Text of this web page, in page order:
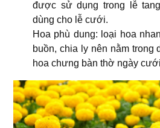
được sử dụng trong lễ
dùng cho lễ cưới.
Hoa phù dung: loại hoa
buồn, chia ly nên nằm trong
hoa chưng bàn thờ ngày